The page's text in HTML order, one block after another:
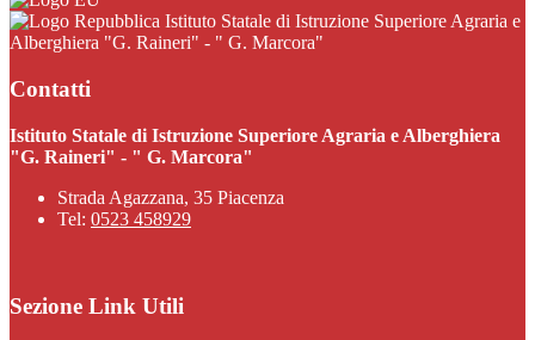
Istituto Statale di Istruzione Superiore Agraria e
Alberghiera "G. Raineri" - " G. Marcora"
Contatti
Istituto Statale di Istruzione Superiore Agraria e Alberghiera
"G. Raineri" - " G. Marcora"
Strada Agazzana, 35 Piacenza
Tel: 0523 458929
Sezione Link Utili